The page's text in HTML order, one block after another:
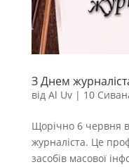
З Днем
від Al Uv| 10
Щорічно 6 червня
журналіста. Це
засобів масової